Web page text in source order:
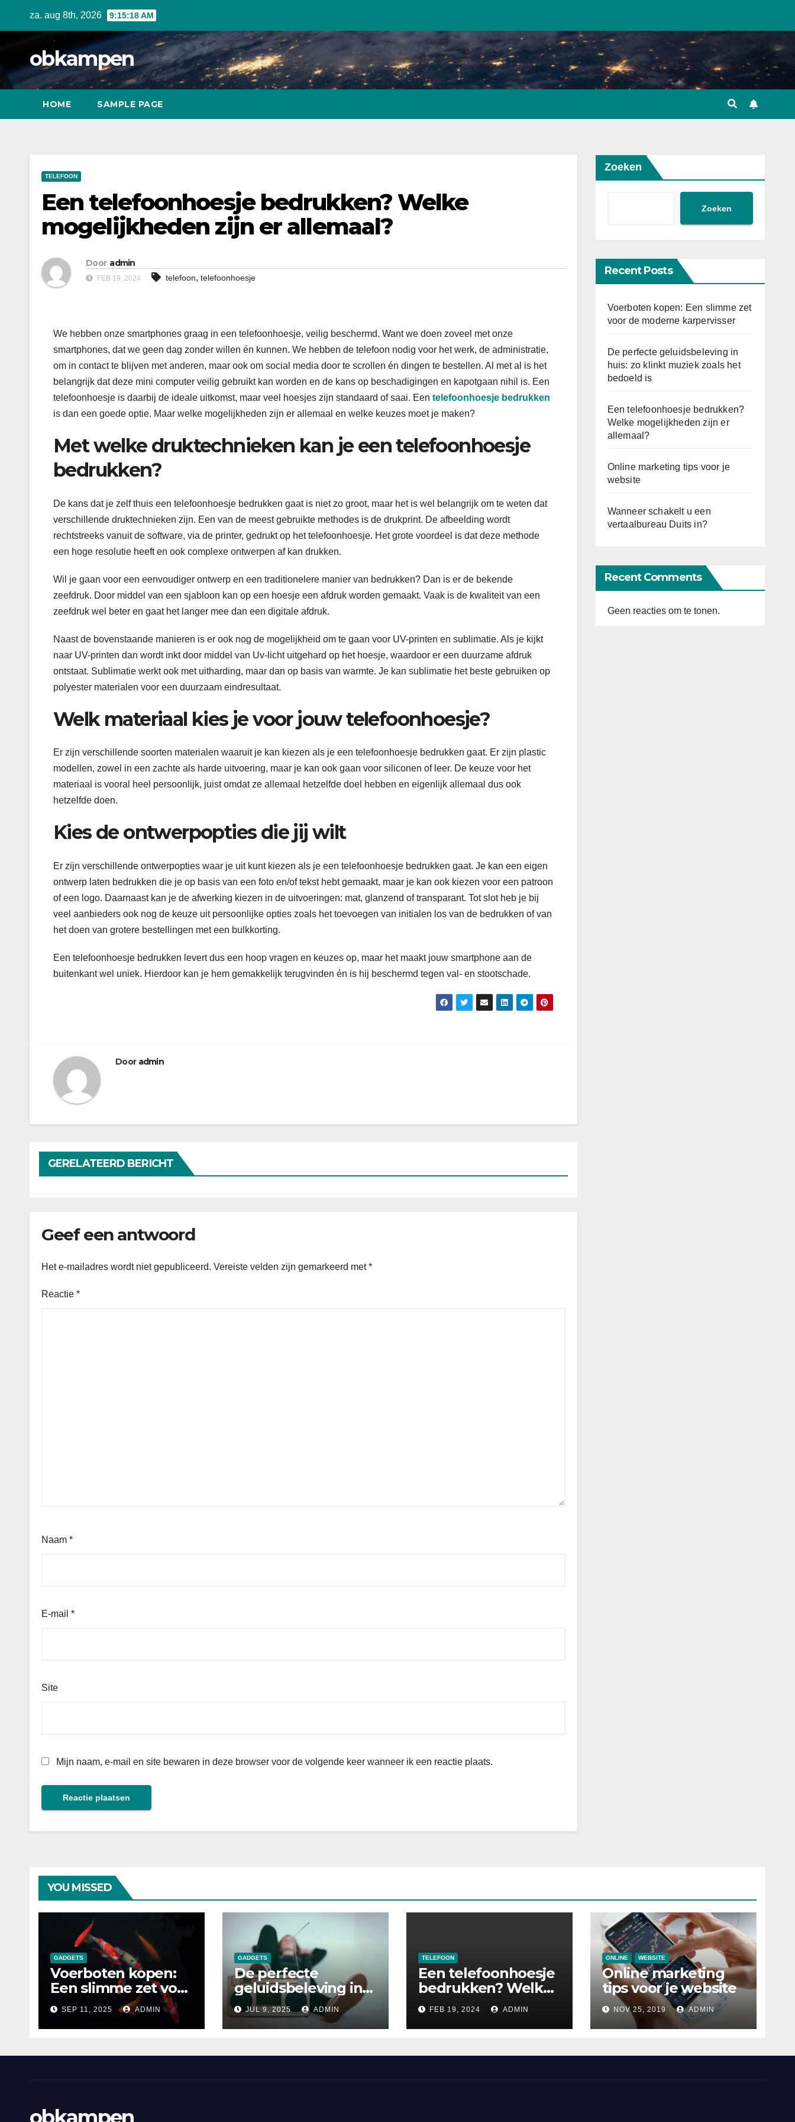
za. aug 8th, 2026 9:15:19 AM
obkampen
HOME SAMPLE PAGE
TELEFOON
Een telefoonhoesje bedrukken? Welke
mogelijkheden zijn er allemaal?
Door admin
FEB 19, 2024 telefoon, telefoonhoesje
We hebben onze smartphones graag in een telefoonhoesje, veilig beschermd. Want we doen zoveel met onze
smartphones, dat we geen dag zonder willen én kunnen. We hebben de telefoon nodig voor het werk, de administratie,
om in contact te blijven met anderen, maar ook om social media door te scrollen én dingen te bestellen. Al met al is het
belangrijk dat deze mini computer veilig gebruikt kan worden en de kans op beschadigingen en kapotgaan nihil is. Een
telefoonhoesje is daarbij de ideale uitkomst, maar veel hoesjes zijn standaard of saai. Een telefoonhoesje bedrukken
is dan een goede optie. Maar welke mogelijkheden zijn er allemaal en welke keuzes moet je maken?
Met welke druktechnieken kan je een telefoonhoesje
bedrukken?
De kans dat je zelf thuis een telefoonhoesje bedrukken gaat is niet zo groot, maar het is wel belangrijk om te weten dat
verschillende druktechnieken zijn. Een van de meest gebruikte methodes is de drukprint. De afbeelding wordt
rechtstreeks vanuit de software, via de printer, gedrukt op het telefoonhoesje. Het grote voordeel is dat deze methode
een hoge resolutie heeft en ook complexe ontwerpen af kan drukken.
Wil je gaan voor een eenvoudiger ontwerp en een traditionelere manier van bedrukken? Dan is er de bekende
zeefdruk. Door middel van een sjabloon kan op een hoesje een afdruk worden gemaakt. Vaak is de kwaliteit van een
zeefdruk wel beter en gaat het langer mee dan een digitale afdruk.
Naast de bovenstaande manieren is er ook nog de mogelijkheid om te gaan voor UV-printen en sublimatie. Als je kijkt
naar UV-printen dan wordt inkt door middel van Uv-licht uitgehard op het hoesje, waardoor er een duurzame afdruk
ontstaat. Sublimatie werkt ook met uitharding, maar dan op basis van warmte. Je kan sublimatie het beste gebruiken op
polyester materialen voor een duurzaam eindresultaat.
Welk materiaal kies je voor jouw telefoonhoesje?
Er zijn verschillende soorten materialen waaruit je kan kiezen als je een telefoonhoesje bedrukken gaat. Er zijn plastic
modellen, zowel in een zachte als harde uitvoering, maar je kan ook gaan voor siliconen of leer. De keuze voor het
materiaal is vooral heel persoonlijk, juist omdat ze allemaal hetzelfde doel hebben en eigenlijk allemaal dus ook
hetzelfde doen.
Kies de ontwerpopties die jij wilt
Er zijn verschillende ontwerpopties waar je uit kunt kiezen als je een telefoonhoesje bedrukken gaat. Je kan een eigen
ontwerp laten bedrukken die je op basis van een foto en/of tekst hebt gemaakt, maar je kan ook kiezen voor een patroon
of een logo. Daarnaast kan je de afwerking kiezen in de uitvoeringen: mat, glanzend of transparant. Tot slot heb je bij
veel aanbieders ook nog de keuze uit persoonlijke opties zoals het toevoegen van initialen los van de bedrukken of van
het doen van grotere bestellingen met een bulkkorting.
Een telefoonhoesje bedrukken levert dus een hoop vragen en keuzes op, maar het maakt jouw smartphone aan de
buitenkant wel uniek. Hierdoor kan je hem gemakkelijk terugvinden én is hij beschermd tegen val- en stootschade.
Door admin
GERELATEERD BERICHT
Geef een antwoord
Het e-mailadres wordt niet gepubliceerd. Vereiste velden zijn gemarkeerd met*
Reactie *
Naam *
E-mail *
Site
Mijn naam, e-mail en site bewaren in deze browser voor de volgende keer wanneer ik een reactie plaats.
Zoeken
Zoeken
Recent Posts
Voerboten kopen: Een slimme zet
voor de moderne karpervisser
De perfecte geluidsbeleving in
huis: zo klinkt muziek zoals het
bedoeld is
Een telefoonhoesje bedrukken?
Welke mogelijkheden zijn er
allemaal?
Online marketing tips voor je
website
Wanneer schakelt u een
vertaalbureau Duits in?
Recent Comments
Geen reacties om te tonen.
YOU MISSED
GADGETS
Voerboten kopen:
Een slimme zet voor
de moderne
karpervisser
SEP 11, 2025 ADMIN
GADGETS
De perfecte
geluidsbeleving in
huis: zo klinkt
muziek zoals het
bedoeld is
JUL 9, 2025 ADMIN
TELEFOON
Een telefoonhoesje
bedrukken? Welke
mogelijkheden zijn
er allemaal?
FEB 19, 2024 ADMIN
ONLINE WEBSITE
Online marketing
tips voor je website
NOV 25, 2019 ADMIN